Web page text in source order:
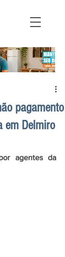
pagamento
em Delmiro
agentes da